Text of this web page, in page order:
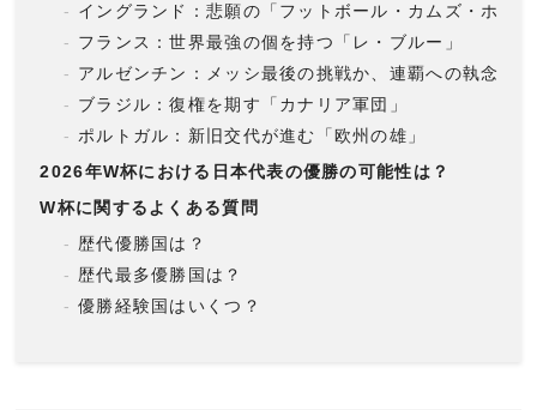
イングランド：悲願の「フットボール・カムズ・ホー
フランス：世界最強の個を持つ「レ・ブルー」
アルゼンチン：メッシ最後の挑戦か、連覇への執念
ブラジル：復権を期す「カナリア軍団」
ポルトガル：新旧交代が進む「欧州の雄」
2026年W杯における日本代表の優勝の可能性は？
W杯に関するよくある質問
歴代優勝国は？
歴代最多優勝国は？
優勝経験国はいくつ？